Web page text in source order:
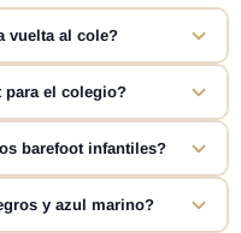
vuelta al cole?
colegio y de las
zapatos colegiales,
Lo importante es
para el colegio?
por una puntera
suela fina y flexible, poco
una construcción ligera.
barefoot infantiles?
consultar la tabla de
talla puede variar entre
y azul marino?